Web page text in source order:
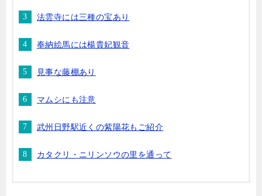
法雲寺には三種の宝あり
奉納絵馬には楊貴妃観音
見事な藤棚あり
マムシにも注意
武州日野駅近くの紫陽花もご紹介
カタクリ・ニリンソウの里を通って